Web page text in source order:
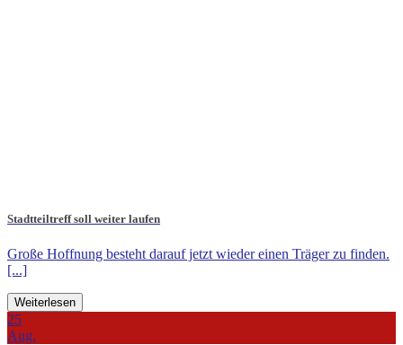
Stadtteiltreff soll weiter laufen
Große Hoffnung besteht darauf jetzt wieder einen Träger zu finden.
[...]
Weiterlesen
25
Aug.